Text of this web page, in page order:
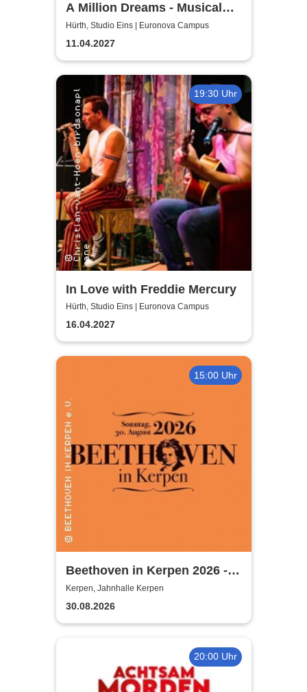
A Million Dreams - Musical
Circus Show
Hürth, Studio Eins | Euronova Campus
11.04.2027
19:30 Uhr
In Love with Freddie Mercury
Hürth, Studio Eins | Euronova Campus
16.04.2027
15:00 Uhr
Beethoven in Kerpen 2026 -
Sommerkonzerte 2026
Kerpen, Jahnhalle Kerpen
30.08.2026
20:00 Uhr